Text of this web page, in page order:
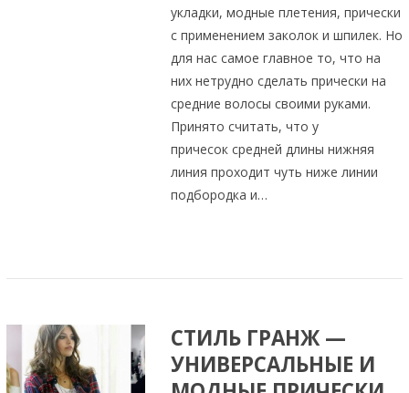
укладки, модные плетения, прически
с применением заколок и шпилек. Но
для нас самое главное то, что на
них нетрудно сделать прически на
средние волосы своими руками.
Принято считать, что у
причесок средней длины нижняя
линия проходит чуть ниже линии
подбородка и…
СТИЛЬ ГРАНЖ —
УНИВЕРСАЛЬНЫЕ И